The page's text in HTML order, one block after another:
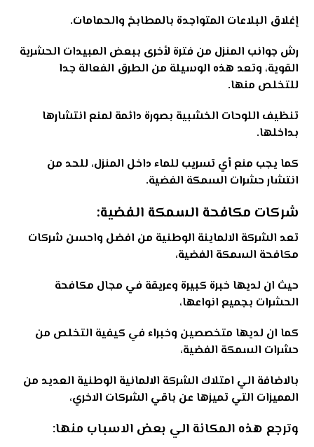
إغلاق البلاعات المتواجدة بالمطابخ والحمامات.
رش جوانب المنزل من فترة لأخرى ببعض المبيدات الحشرية
القوية، وتعد هذه الوسيلة من الطرق الفعالة جدا
للتخلص منها.
تنظيف اللوحات الخشبية بصورة دائمة لمنع انتشارها
بداخلها.
كما يجب منع أي تسريب للماء داخل المنزل، للحد من
انتشار حشرات السمكة الفضية.
شركات مكافحة السمكة الفضية:
تعد الشركة الالماينة الوطنية من افضل واحسن شركات
مكافحة السمكة الفضية،
حيث ان لديها خبرة كبيرة وعريقة في مجال مكافحة
الحشرات بجميع انواعها،
كما ان لديها متخصصين وخبراء في كيفية التخلص من
حشرات السمكة الفضية،
بالاضافة الي امتلاك الشركة الالمانية الوطنية العديد من
المميزات التي تميزها عن باقي الشركات الاخري،
وترجع هذه المكانة الي بعض الاسباب منها: